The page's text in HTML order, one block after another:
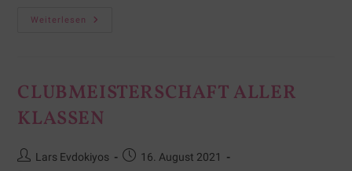
Weiterlesen
CLUBMEISTERSCHAFT ALLER
KLASSEN
Lars Evdokiyos
16. August 2021